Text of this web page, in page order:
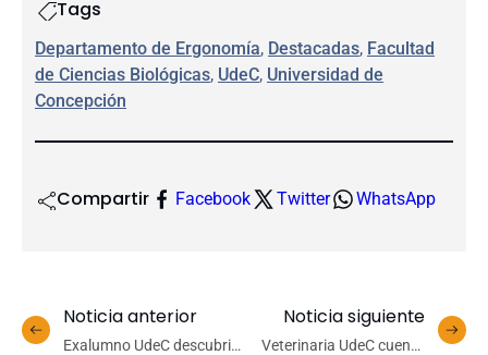
Tags
Departamento de Ergonomía, Destacadas, Facultad
de Ciencias Biológicas, UdeC, Universidad de
Concepción
Compartir Facebook Twitter WhatsApp
Noticia anterior
Exalumno UdeC descubrió
Noticia siguiente
Veterinaria UdeC cuenta